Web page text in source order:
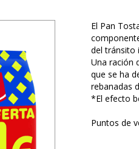
El Pan
del tránsito
Una ración
que se ha
rebanadas
*El efecto
Puntos de